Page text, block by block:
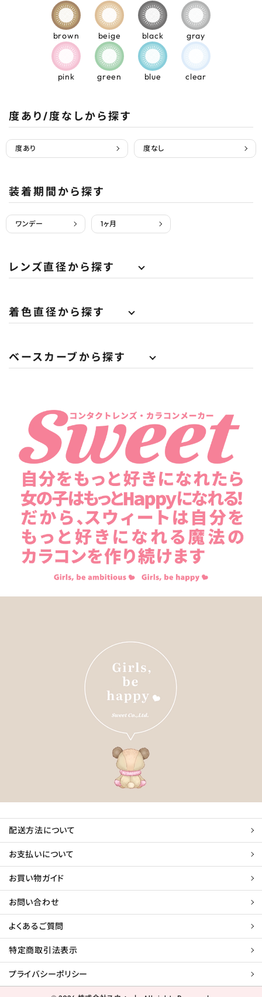
brown beige black gray
pink green blue clear
度あり/度なしから探す
度あり 度なし
装着期間から探す
ワンデー 1ヶ月
レンズ直径から探す
着色直径から探す
ベースカーブから探す
配送方法について
お支払いについて
お買い物ガイド
お問い合わせ
よくあるご質問
特定商取引法表示
プライバシーポリシー